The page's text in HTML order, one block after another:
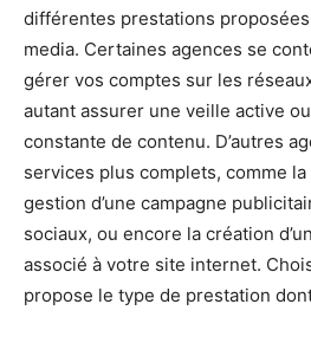
différentes prestations proposées
media. Certaines agences se
gérer vos comptes sur les
autant assurer une veille active
constante de contenu. D’autres
services plus complets, comme
gestion d’une campagne
sociaux, ou encore la création
associé à votre site internet.
propose le type de prestation